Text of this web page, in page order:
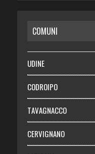
RISPARMIO
SALUTE
Necrologie
Chi siamo
Abbonati
Login
COMUNI
UDINE
CODROIPO
TAVAGNACCO
CERVIGNANO